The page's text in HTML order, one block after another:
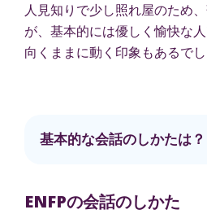
人見知りで少し照れ屋のため
が、基本的には優しく愉快な
向くままに動く印象もあるでし
基本的な会話のしかたは？
ENFPの会話のしかた